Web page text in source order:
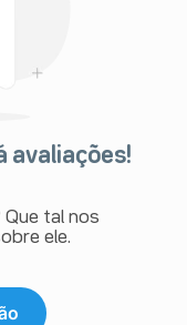
avaliações!
tal nos
ele.